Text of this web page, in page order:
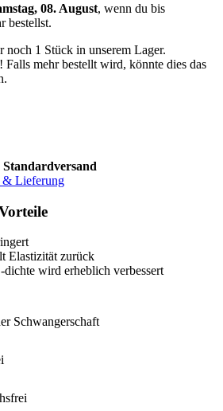
08. August, wenn du bis
bestellst.
noch 1 Stück in unserem Lager.
Falls mehr bestellt wird, könnte dies das
& Lieferung
Elastizität zurück
wird erheblich verbessert
Schwangerschaft